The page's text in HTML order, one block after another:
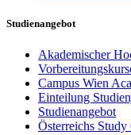
Studienangebot
Akademischer
Campus Wien
Einteilung
Studienangebot
Österreichs Study